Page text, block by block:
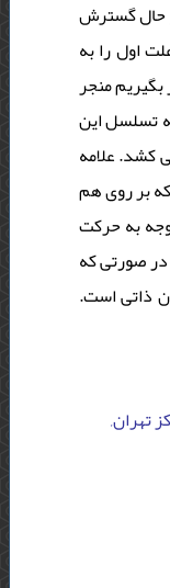
حال گسترش
اول را به
منجر
تسلسل این
کشد. علامه
بر روی هم
به حرکت
صورتی که
ذاتی است.
تهران,